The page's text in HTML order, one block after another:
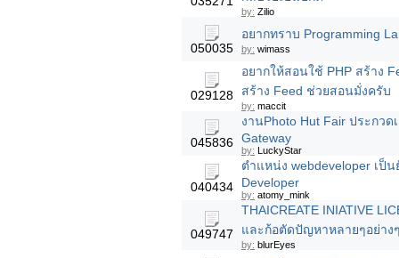
by: Zilio
050035
อยากทราบ Programming
by: wimass
029128
อยากให้สอนใช้ PHP สร้าง
สร้าง Feed ช่วยสอนมั่งครับ
by: maccit
045836
งานPhoto Hut Fair ประกวด
Gateway
by: LuckyStar
040434
ตำแหน่ง webdeveloper เป็
Developer
by: atomy_mink
049747
THAICREATE INIATIVE
และก้อตัดปัญหาหลายๆอย่าง
by: blurEyes